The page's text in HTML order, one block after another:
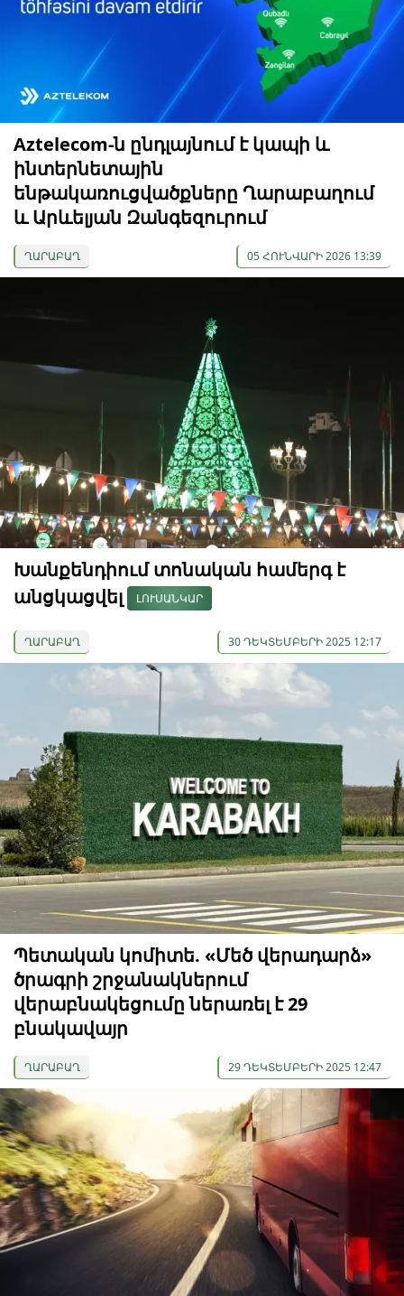
Aztelecom-ն ընդլայնում է կապի և
ինտերնետային
ենթակառուցվածքները Ղարաբաղում
և Արևելյան Զանգեզուրում
ՂԱՐԱԲԱՂ 05 ՀՈՒՆՎԱՐԻ 2026 13:39
Խանքենդիում տոնական համերգ է
անցկացվել
ԼՈՒՍԱՆԿԱՐ
ՂԱՐԱԲԱՂ 30 ԴԵԿՏԵՄԲԵՐԻ 2025 12:17
Պետական ​​կոմիտե. «Մեծ վերադարձ»
ծրագրի շրջանակներում
վերաբնակեցումը ներառել է 29
բնակավայր
ՂԱՐԱԲԱՂ 29 ԴԵԿՏԵՄԲԵՐԻ 2025 12:47